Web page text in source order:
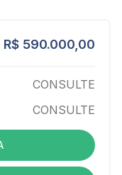
R$ 590.000,00
CONSULTE
CONSULTE